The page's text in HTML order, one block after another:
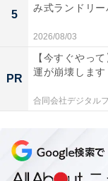
5
み式ランドリー
2026/08/03
PR
【今すぐやっ
運が崩壊します
合同会社デジタル